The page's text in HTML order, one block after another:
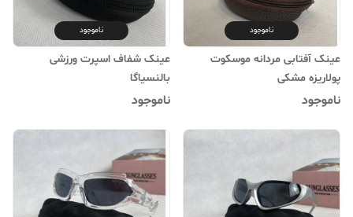
ناموجود
عینک آفتابی مردانه موسکوت
پولاریزه مشکی
ناموجود
ناموجود
عینک شفاف اسپرت ورزشی
بالنسیاگا
ناموجود